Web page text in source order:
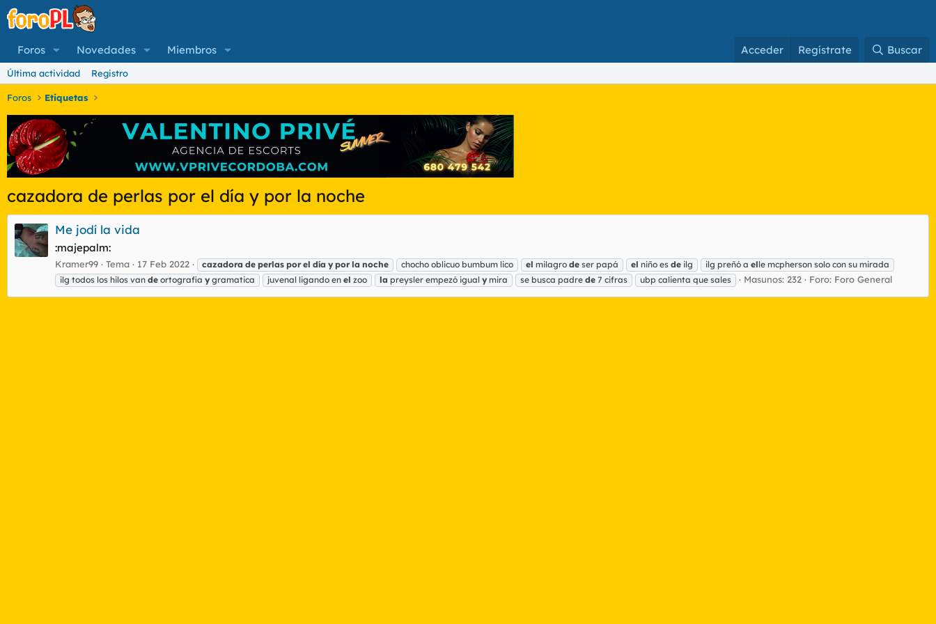
Foros Novedades Miembros Acceder Regístrate Buscar
Última actividad Registro
Foros Etiquetas
cazadora de perlas por el día y por la noche
Me jodí la vida
:majepalm:
Kramer99 Tema 17 Feb 2022 cazadora de perlas por el día y por la noche chocho oblicuo bumbum lico el milagro de ser papá el niño es de ilg ilg preñó a elle mcpherson solo con su mirada
ilg todos los hilos van de ortografia y gramatica juvenal ligando en el zoo la preysler empezó igual y mira se busca padre de 7 cifras ubp calienta que sales Masunos: 232 Foro: Foro General